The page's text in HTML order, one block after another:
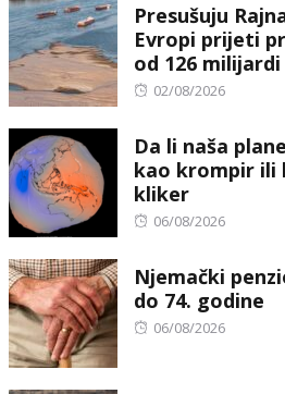
Presušuju
Evropi prijeti
od 126
Posted
02/08/2026
Da li naša
kao krompir ili
kliker
Posted
06/08/2026
Njemački
do 74. godine
Posted
06/08/2026